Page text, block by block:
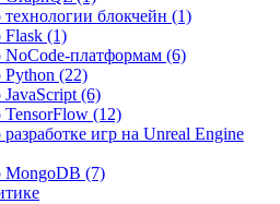
блокчейн (1)
(1)
(6)
(22)
(6)
(12)
игр на Unreal Engine
MongoDB (7)